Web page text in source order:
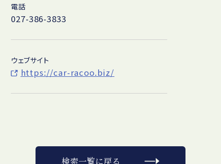
電話
027-386-3833
ウェブサイト
https://car-racoo.biz/
検索一覧に戻る